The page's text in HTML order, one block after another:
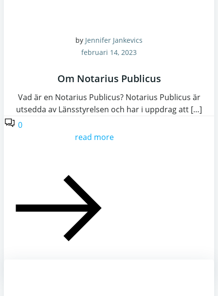
by Jennifer Jankevics
februari 14, 2023
Om Notarius Publicus
Vad är en Notarius Publicus? Notarius Publicus är
utsedda av Länsstyrelsen och har i uppdrag att […]
0
read more